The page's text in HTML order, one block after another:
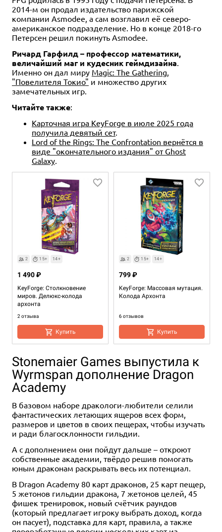
2014-м он продал издательство парижской
компании Asmodee, а сам возглавил её северо-
американское подразделение. Но в конце 2018-го
Петерсен решил покинуть Asmodee.
Ричард Гарфилд – профессор математики,
величайший маг и кудесник геймдизайна.
Именно он дал миру Magic: The Gathering,
"Повелителя Токио" и множество других
замечательных игр.
Читайте также:
Карточная игра KeyForge в июле 2025 года
получила девятый сет.
Lord of the Rings: The Confrontation вернётся в
виде "окончательного издания" от Ghost
Galaxy.
2 15+ 14+
KeyForge: Столкновение
миров. Делюкс-колода
архонта
2 отзыва
1 490 ₽
Купить
2 15+ 14+
KeyForge: Массовая мутация.
Колода Архонта
6 отзывов
799 ₽
Купить
15+
KeyForge: Тёмный прилив.
Делюкс-колода архонта
2 отзыва
1 490 ₽
Купить
Keyforge. Call of the Archons:
Archon Deck
990 ₽
Купить
45+
KeyForge: Worlds Collide
Archon Deck
990 ₽
Купить
KeyForge: Age of Ascension
Archon Deck
990 ₽
Купить
Stonemaier Games выпустила к
Wyrmspan дополнение Dragon
Academy
В базовом наборе дракологи-любители селили
фантастических летающих ящеров всех форм,
размеров и цветов в своих пещерах, чтобы изучать
и ради благосклонности гильдии.
А с дополнением они пойдут дальше – откроют
собственные академии, твёрдо решив помогать
юным драконам раскрывать весь их потенциал.
В Dragon Academy 80 карт драконов, 25 карт пещер,
5 жетонов гильдии дракона, 7 жетонов целей, 45
фишек тренировок, новый счётчик раундов
(который предлагает игроку выбрать доход, когда
он пасует), подставка для карт, правила, а также